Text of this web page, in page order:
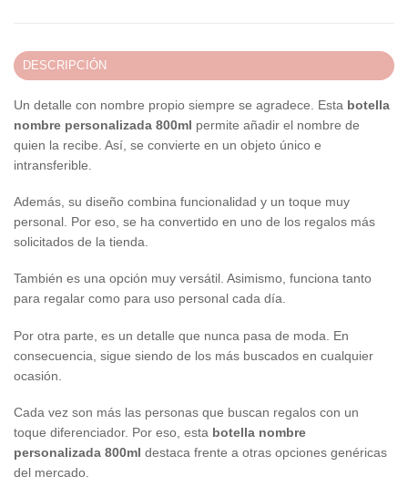
DESCRIPCIÓN
Un detalle con nombre propio siempre se agradece. Esta botella
nombre personalizada 800ml permite añadir el nombre de
quien la recibe. Así, se convierte en un objeto único e
intransferible.
Además, su diseño combina funcionalidad y un toque muy
personal. Por eso, se ha convertido en uno de los regalos más
solicitados de la tienda.
También es una opción muy versátil. Asimismo, funciona tanto
para regalar como para uso personal cada día.
Por otra parte, es un detalle que nunca pasa de moda. En
consecuencia, sigue siendo de los más buscados en cualquier
ocasión.
Cada vez son más las personas que buscan regalos con un
toque diferenciador. Por eso, esta botella nombre
personalizada 800ml destaca frente a otras opciones genéricas
del mercado.